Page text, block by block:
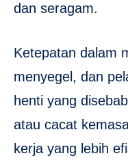
dan seragam.
Ketepatan dalam
menyegel, dan
henti yang
atau cacat
kerja yang lebih